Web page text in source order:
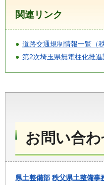
関連リンク
道路交通規制情報一覧（
第2次埼玉県無電柱化推進
お問い合
県土整備部 秩父県土整備事